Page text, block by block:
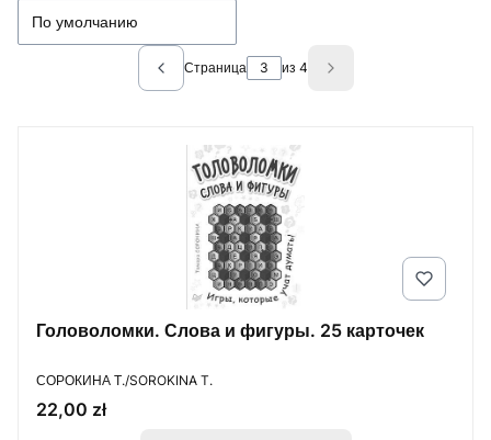
По умолчанию
Previous products
Страница из 4 Next products
Головоломки. Слова и фигуры. 25 карточек
ПРОИЗВОДИТЕЛЬ
СОРОКИНА Т./SOROKINA T.
Цена
22,00 zł